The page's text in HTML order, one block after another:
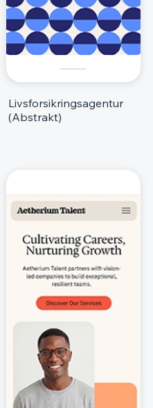
Livsforsikringsagentur
(Abstrakt)